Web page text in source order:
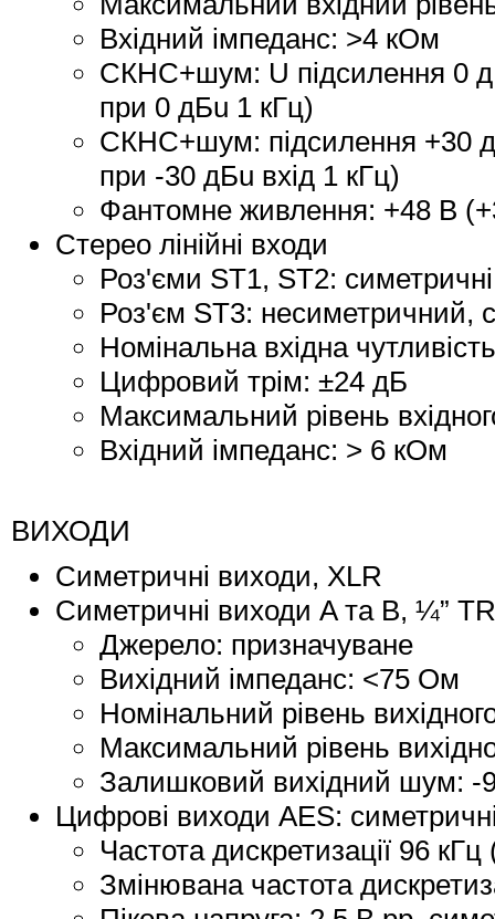
Вхідний імпеданс: >4 кОм
СКНС+шум: U підсилення 0
при 0 дБu 1 кГц)
СКНС+шум: підсилення +30
при -30 дБu вхід 1 кГц)
Фантомне живлення: +48 В
Стерео лінійні входи
Роз'єми ST1, ST2:
Роз'єм ST3: несиметричний,
Номінальна вхідна
Цифровий трім: ±24 дБ
Максимальний рівень
Вхідний імпеданс: > 6 кОм
ВИХОДИ
Симетричні виходи, XLR
Симетричні виходи A та B, ¼”
Джерело: призначуване
Вихідний імпеданс: <75 Ом
Номінальний рівень
Максимальний рівень
Залишковий вихідний шум: -
Цифрові виходи AES:
Частота дискретизації 96
Змінювана частота